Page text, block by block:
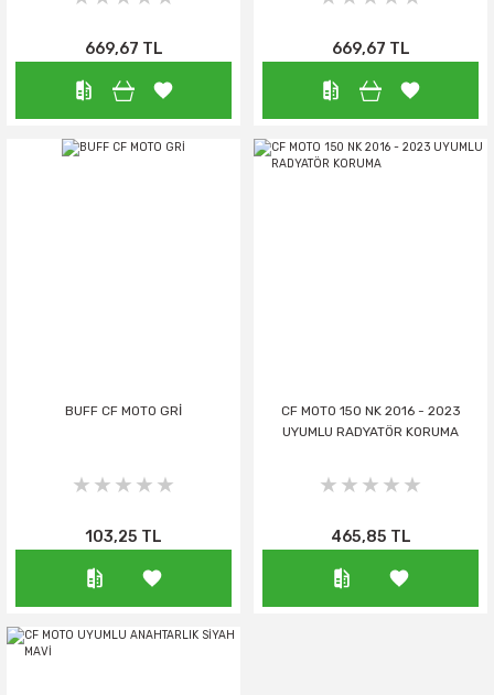
669,67 TL 669,67 TL
BUFF CF MOTO GRİ
103,25 TL
CF MOTO 150 NK 2016 - 2023
UYUMLU RADYATÖR KORUMA
465,85 TL